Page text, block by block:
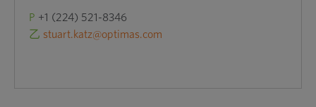
P +1 (224) 521-8346
乙 stuart.katz@optimas.com